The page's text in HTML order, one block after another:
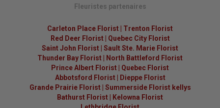
Fleuristes partenaires
Carleton Place Florist
Trenton Florist
Red Deer Florist| Quebec City Florist
Saint John Florist Sault Ste. Marie Florist
Thunder Bay Florist
North Battleford Florist
Prince Albert Florist
Quebec Florist
Abbotsford Florist|
Dieppe Florist
Grande Prairie Florist| Summerside Florist kellys
Bathurst Florist
Kelowna Florist